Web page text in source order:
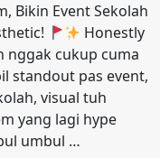
Bikin Event Sekolah
Honestly
nggak cukup cuma
standout pas event,
visual tuh
yang lagi hype
umbul …